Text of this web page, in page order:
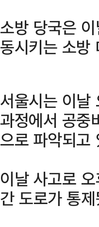
소방 당국은
동시키는 소방
서울시는 이날
과정에서 공중
으로 파악되고
이날 사고로
간 도로가 통